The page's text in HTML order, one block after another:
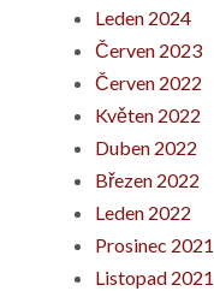
Leden 2024
Červen 2023
Červen 2022
Květen 2022
Duben 2022
Březen 2022
Leden 2022
Prosinec 2021
Listopad 2021